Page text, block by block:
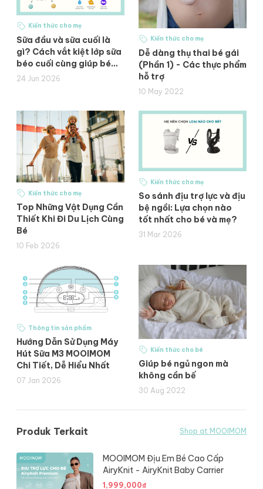
Kiến thức cho mẹ
Sữa đầu và sữa cuối là
gì? Cách vắt kiệt lớp sữa
béo cuối cùng giúp bé
tăng cân
24 Jun 2026
Kiến thức cho mẹ
Dễ dàng thụ thai bé gái
(Phần 1) - Các thực phẩm
hỗ trợ
10 May 2022
Kiến thức cho mẹ
Top Những Vật Dụng Cần
Thiết Khi Đi Du Lịch Cùng
Bé
10 Feb 2026
Kiến thức cho mẹ
So sánh địu trợ lực và địu
bệ ngồi: Lựa chọn nào
tốt nhất cho bé và mẹ?
31 Mar 2026
Thông tin sản phẩm
Hướng Dẫn Sử Dụng Máy
Hút Sữa M3 MOOIMOM
Chi Tiết, Dễ Hiểu Nhất
07 Jan 2026
Kiến thức cho bé
Giúp bé ngủ ngon mà
không cần bế
30 Aug 2022
Produk Terkait Shop at MOOIMOM
MOOIMOM Địu Em Bé Cao Cấp
AiryKnit - AiryKnit Baby Carrier
1,999,000₫